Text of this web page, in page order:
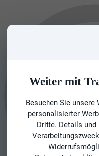
Weiter mit
Besuchen Sie unsere
personalisierter
Dritte. Details